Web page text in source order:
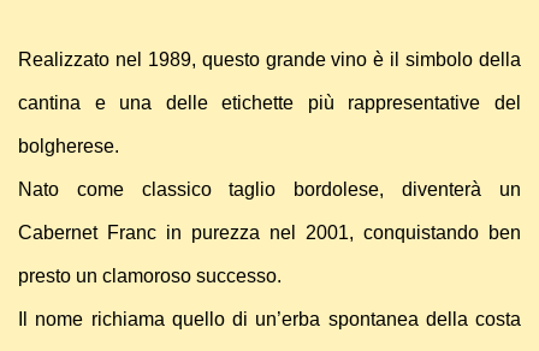
Realizzato nel 1989, questo grande vino è il simbolo della
cantina e una delle etichette più rappresentative del
bolgherese.
Nato come classico taglio bordolese, diventerà un
Cabernet Franc in purezza nel 2001, conquistando ben
presto un clamoroso successo.
Il nome richiama quello di un’erba spontanea della costa